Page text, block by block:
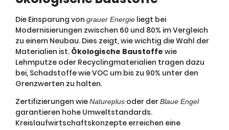
Die Einsparung von grauer Energie liegt bei
Modernisierungen zwischen 60 und 80% im Vergleich
zu einem Neubau. Dies zeigt, wie wichtig die Wahl der
Materialien ist. Ökologische Baustoffe wie
Lehmputze oder Recyclingmaterialien tragen dazu
bei, Schadstoffe wie VOC um bis zu 90% unter den
Grenzwerten zu halten.
Zertifizierungen wieNatureplus oder derBlaue Engel
garantieren hohe Umweltstandards.
Kreislaufwirtschaftskonzepte erreichen eine